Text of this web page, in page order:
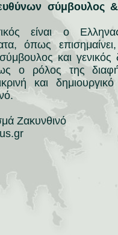
σύμβουλος
είναι ο
όπως
και
ο ρόλος της
και
Ζακυνθινό